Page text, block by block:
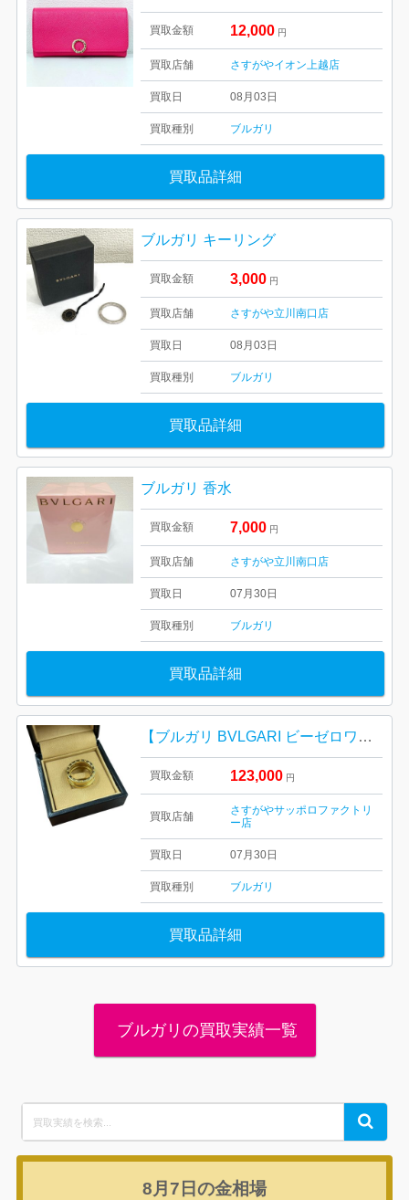
買取金額 12,000 円
買取店舗 さすがやイオン上越店
買取日 08月03日
買取種別 ブルガリ
買取品詳細
ブルガリ キーリング
買取金額 3,000 円
買取店舗 さすがや立川南口店
買取日 08月03日
買取種別 ブルガリ
買取品詳細
ブルガリ 香水
買取金額 7,000 円
買取店舗 さすがや立川南口店
買取日 07月30日
買取種別 ブルガリ
買取品詳細
【ブルガリ BVLGARI ビーゼロワン】
買取金額 123,000 円
買取店舗
さすがやサッポロファクトリ
ー店
買取日 07月30日
買取種別 ブルガリ
買取品詳細
ブルガリの買取実績一覧
for:
Search
8月7日の金相場